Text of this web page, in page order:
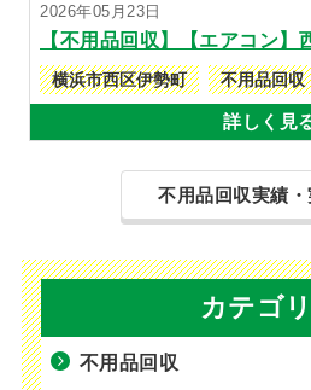
2026年05月23日
【不用品回収】【エアコン】
横浜市西区伊勢町 不用品回収
詳しく見
不用品回収実績
カテゴ
不用品回収